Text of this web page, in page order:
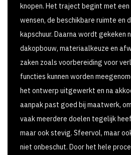
knopen. Het traject begint met
wensen, de beschikbare ruimte en
kapschuur. Daarna wordt gekeken
dakopbouw, materiaalkeuze en
zaken zoals voorbereiding voor
functies kunnen worden
het ontwerp uitgewerkt en na
aanpak past goed bij maatwerk,
vaak meerdere doelen tegelijk
maar ook stevig. Sfeervol, maar
niet onbeschut. Door het hele